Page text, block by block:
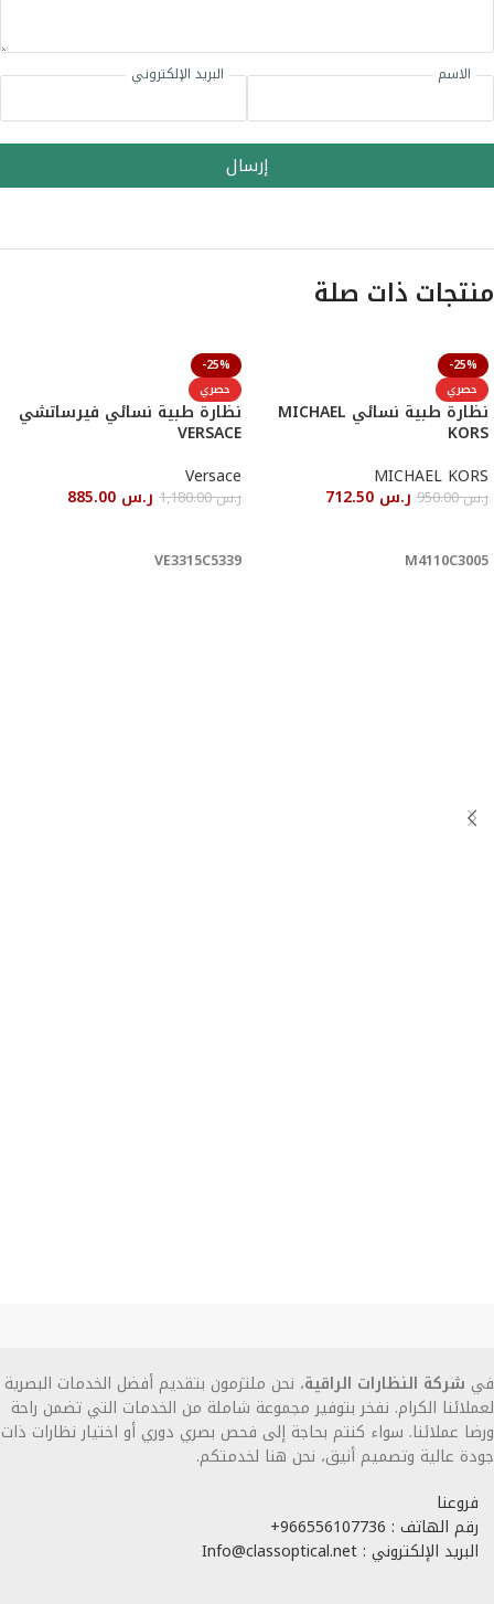
الاسم البريد الإلكتروني
إرسال
منتجات ذات صلة
-25%
حصري
نظارة طبية نسائي MICHAEL
KORS
MICHAEL KORS
ر.س950.00 ر.س
M4110C3005
-25%
حصري
نظارة طبية نسائي فيرساتشي
VERSACE
Versace
ر.س1,180.00 ر.س
VE3315C5339
في شركة النظارات الراقية، نحن ملتزمون بتقديم أفضل الخدمات البصرية
لعملائنا الكرام. نفخر بتوفير مجموعة شاملة من الخدمات التي تضمن راحة
ورضا عملائنا. سواء كنتم بحاجة إلى فحص بصري دوري أو اختيار نظارات ذات
جودة عالية وتصميم أنيق، نحن هنا لخدمتكم.
فروعنا
رقم الهاتف : 966556107736+
البريد الإلكتروني : Info@classoptical.net